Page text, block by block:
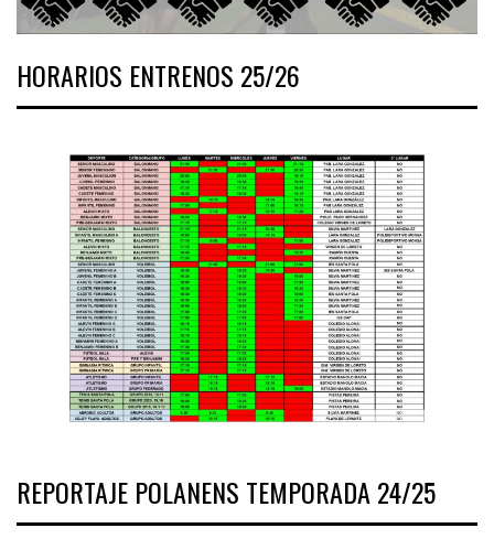
HORARIOS ENTRENOS 25/26
REPORTAJE POLANENS TEMPORADA 24/25